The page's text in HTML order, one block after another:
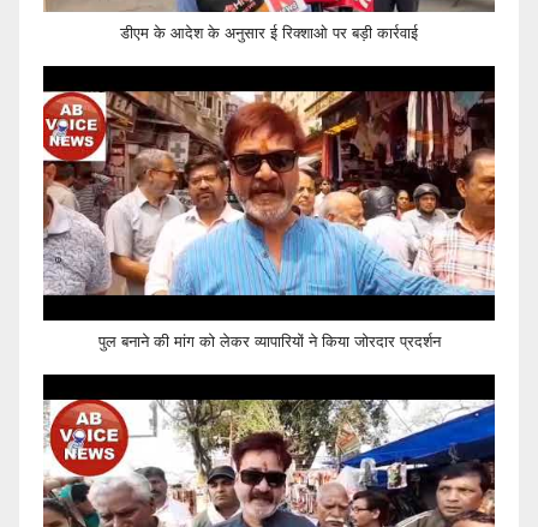
डीएम के आदेश के अनुसार ई रिक्शाओ पर बड़ी कार्रवाई
पुल बनाने की मांग को लेकर व्यापारियों ने किया जोरदार प्रदर्शन